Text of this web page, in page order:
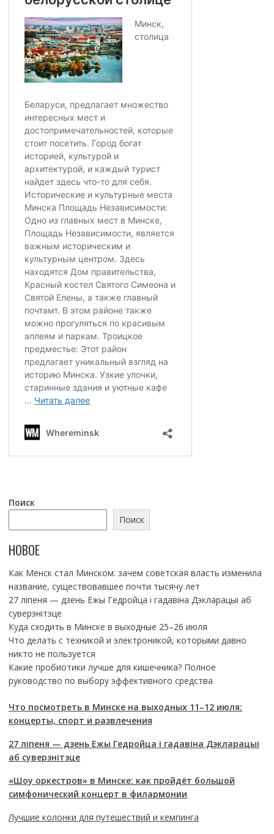
Поиск
Поиск
НОВОЕ
Как Менск стал Минском: зачем советская власть изменила
название, существовавшее почти тысячу лет
27 ліпеня — дзень Ежы Гедройца і гадавіна Дэкларацыі аб
суверэнітэце
Куда сходить в Минске в выходные 25–26 июля
Что делать с техникой и электроникой, которыми давно
никто не пользуется
Какие пробиотики лучше для кишечника? Полное
руководство по выбору эффективного средства
Что посмотреть в Минске на выходных 11–12 июля:
концерты, спорт и развлечения
27 ліпеня — дзень Ежы Гедройца і гадавіна Дэкларацыі
аб суверэнітэце
«Шоу оркестров» в Минске: как пройдёт большой
симфонический концерт в филармонии
Лучшие колонки для путешествий и кемпинга